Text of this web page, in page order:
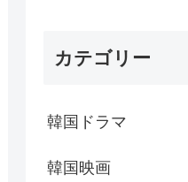
カテゴリー
韓国ドラマ
韓国映画